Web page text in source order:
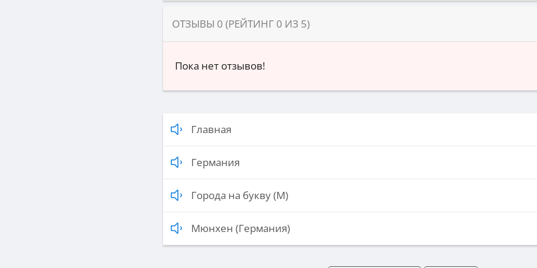
ОТЗЫВЫ 0 (РЕЙТИНГ 0 ИЗ 5)
Пока нет отзывов!
Главная
Германия
Города на букву (М)
Мюнхен (Германия)